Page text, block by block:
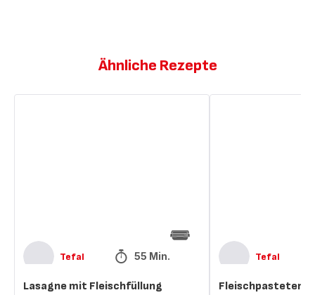
Ähnliche Rezepte
Tefal 55 Min.
Lasagne mit Fleischfüllung
Tefal
Fleischpasteten